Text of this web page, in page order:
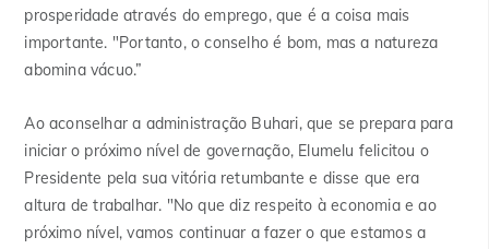
prosperidade através do emprego, que é a coisa mais
importante. "Portanto, o conselho é bom, mas a natureza
abomina vácuo.”
Ao aconselhar a administração Buhari, que se prepara para
iniciar o próximo nível de governação, Elumelu felicitou o
Presidente pela sua vitória retumbante e disse que era
altura de trabalhar. "No que diz respeito à economia e ao
próximo nível, vamos continuar a fazer o que estamos a